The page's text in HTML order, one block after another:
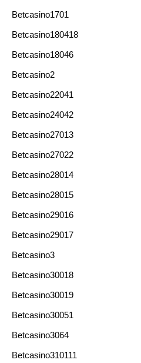
Betcasino1701
Betcasino180418
Betcasino18046
Betcasino2
Betcasino22041
Betcasino24042
Betcasino27013
Betcasino27022
Betcasino28014
Betcasino28015
Betcasino29016
Betcasino29017
Betcasino3
Betcasino30018
Betcasino30019
Betcasino30051
Betcasino3064
Betcasino310111